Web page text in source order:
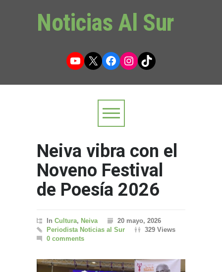
Noticias Al Sur
YouTube
X Facebook
Instagram
TikTok
Neiva vibra con el
Noveno Festival
de Poesía 2026
In Cultura, Neiva
20 mayo, 2026
Periodista Noticias al Sur
329 Views
0 comments